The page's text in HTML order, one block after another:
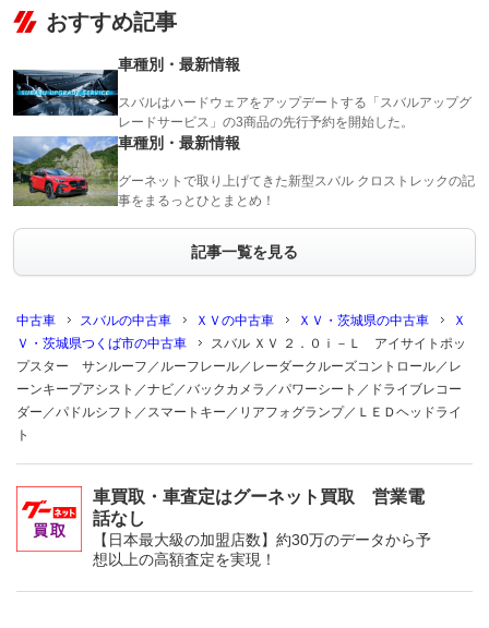
おすすめ記事
車種別・最新情報
スバルはハードウェアをアップデートする「スバルアップグ
レードサービス」の3商品の先行予約を開始した。
車種別・最新情報
グーネットで取り上げてきた新型スバル クロストレックの記
事をまるっとひとまとめ！
記事一覧を見る
中古車 スバルの中古車 ＸＶの中古車 ＸＶ・茨城県の中古車
Ｘ
Ｖ・茨城県つくば市の中古車
スバル ＸＶ ２．０ｉ－Ｌ アイサイトポッ
プスター サンルーフ／ルーフレール／レーダークルーズコントロール／レ
ーンキープアシスト／ナビ／バックカメラ／パワーシート／ドライブレコー
ダー／パドルシフト／スマートキー／リアフォグランプ／ＬＥＤヘッドライ
ト
車買取・車査定はグーネット買取 営業電
話なし
【日本最大級の加盟店数】約30万のデータから予
想以上の高額査定を実現！